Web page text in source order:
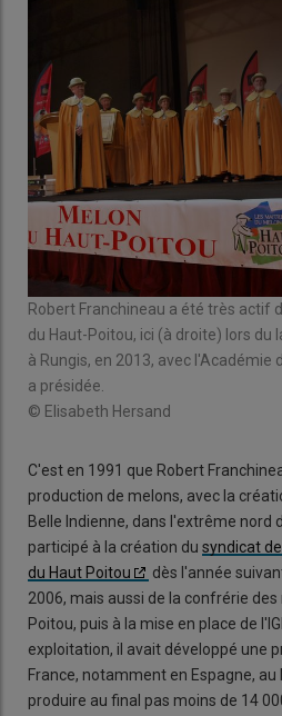
Robert Franchineau a été très actif
du Haut-Poitou, ici (à droite) lors du
à Rungis, en 2013, avec l'Académie
a présidée.
© Elisabeth Hersand
C'est en 1991 que Robert
production de melons, avec la
Belle Indienne, dans l'extrême nord
participé à la création du syndicat
du Haut Poitou
dès l'année
2006, mais aussi de la confrérie
Poitou, puis à la mise en place de
exploitation, il avait développé une
France, notamment en Espagne,
produire au final pas moins de 14